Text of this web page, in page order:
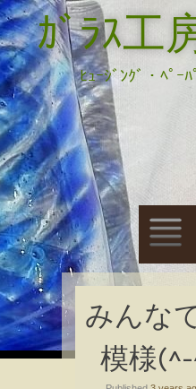
ｶﾞﾗｽ工
ﾋｭｰｼﾞﾝｸﾞ・ﾍﾟｰ
Skip
to
みんな
模様